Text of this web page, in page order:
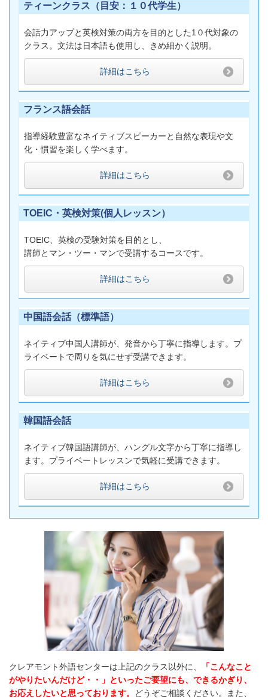
ティーンクラス（目安：１０代学生）
会話力アップと英検対策の両方を目的とした1０代対象の
クラス。文法は日本語も使用し、きめ細かく説明。
詳細はこちら
フランス語会話
指導経験豊富なネイティブスピーカーと自然な表現や文
化・慣習を楽しく学べます。
詳細はこちら
TOEIC・英検対策(個人レッスン）
TOEIC、英検の受験対策を目的とし、
講師とマン・ツー・マンで受講するコースです。
詳細はこちら
中国語会話（標準語）
ネイティブ中国人講師が、発音から丁寧に指導します。プ
ライベートで周りを気にせず受講できます。
詳細はこちら
韓国語会話
ネイティブ韓国語講師が、ハングル文字から丁寧に指導し
ます。プライベートレッスンで気軽に受講できます。
詳細はこちら
クレアモント外語センターは上記のクラス以外に、
「こんなこと
がやりたいんだけど・・」といったご要望にも、できるかぎり、
お応えしたいと思っております。
どうぞご相談ください。また、